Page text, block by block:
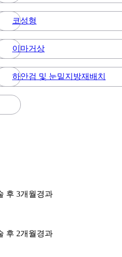
코성형
이마거상
하안검 및 눈밑지방재배치
후 3개월경과
후 2개월경과